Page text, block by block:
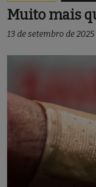
Muito mais
13 de setembro de 2025